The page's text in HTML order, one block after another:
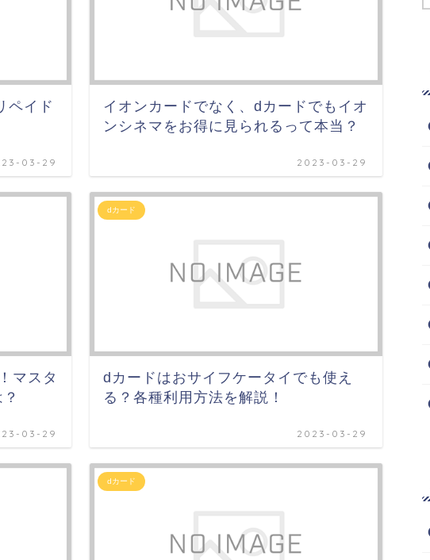
ペイド
03-29
イオンカードでなく、dカードでもイオ
ンシネマをお得に見られるって本当？
2023-03-29
マスタ
03-29
dカード
dカードはおサイフケータイでも使え
る？各種利用方法を解説！
2023-03-29
dカード